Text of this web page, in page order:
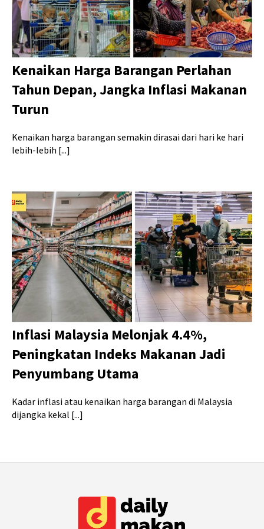
Kenaikan Harga Barangan Perlahan
Tahun Depan, Jangka Inflasi Makanan
Turun
Kenaikan harga barangan semakin dirasai dari hari ke hari
lebih-lebih [...]
Inflasi Malaysia Melonjak 4.4%,
Peningkatan Indeks Makanan Jadi
Penyumbang Utama
Kadar inflasi atau kenaikan harga barangan di Malaysia
dijangka kekal [...]